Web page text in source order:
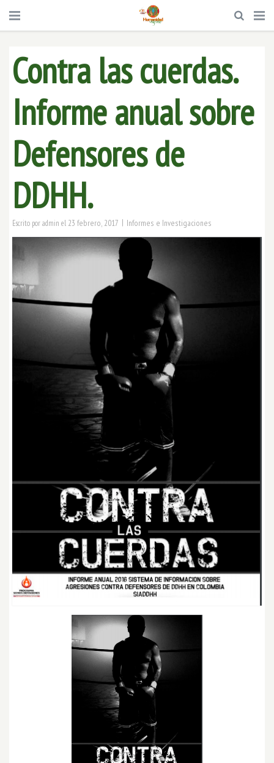
Contra las cuerdas.
Informe anual sobre
Defensores de
DDHH.
Escrito poradmin el 23 febrero, 2017 | Informes e Investigaciones